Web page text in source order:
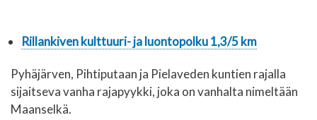
Rillankiven kulttuuri- ja luontopolku 1,3/5 km
Pyhäjärven, Pihtiputaan ja Pielaveden kuntien rajalla
sijaitseva vanha rajapyykki, joka on vanhalta nimeltään
Maanselkä.